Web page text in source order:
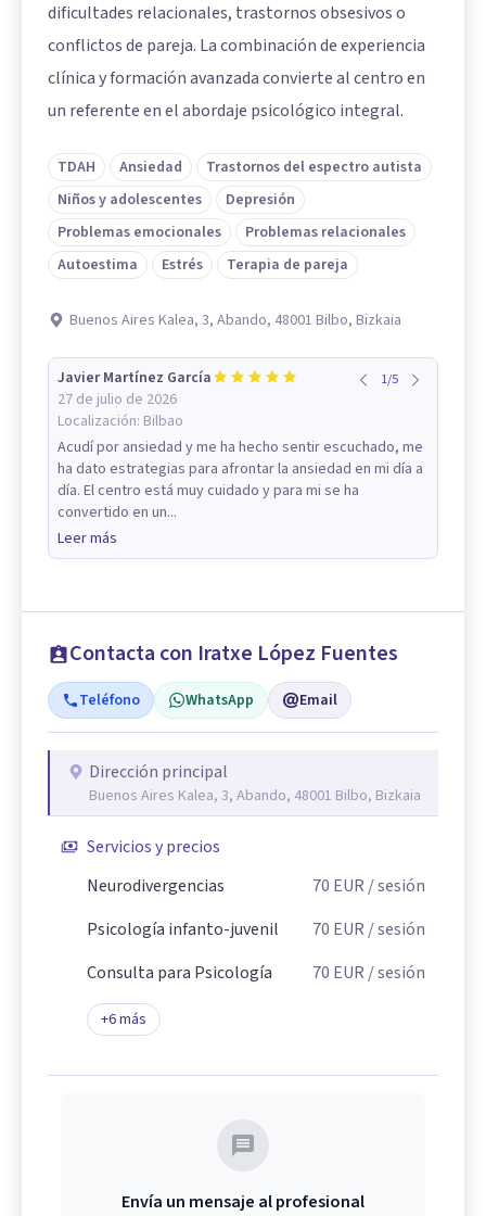
dificultades relacionales, trastornos obsesivos o
conflictos de pareja. La combinación de experiencia
clínica y formación avanzada convierte al centro en
un referente en el abordaje psicológico integral.
TDAH Ansiedad
Trastornos del espectro autista
Niños y adolescentes
Depresión
Problemas emocionales
Problemas relacionales
Autoestima
Estrés Terapia de pareja
Buenos Aires Kalea, 3, Abando, 48001 Bilbo, Bizkaia
Javier Martínez García
27 de julio de 2026
Localización: Bilbao
1/5
Acudí por ansiedad y me ha hecho sentir escuchado, me
ha dato estrategias para afrontar la ansiedad en mi día a
día. El centro está muy cuidado y para mi se ha
convertido en un...
Leer más
Contacta con Iratxe López Fuentes
Teléfono WhatsApp Email
Dirección principal
Buenos Aires Kalea, 3, Abando, 48001 Bilbo, Bizkaia
Servicios y precios
Neurodivergencias
70 EUR/ sesión
Psicología infanto-juvenil
70 EUR/ sesión
Consulta para Psicología
70 EUR/ sesión
+6más
Envía un mensaje al profesional